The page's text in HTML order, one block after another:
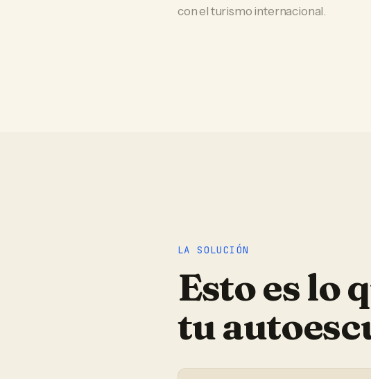
con el turismo internacional.
LA SOLUCIÓN
Esto es lo
tu